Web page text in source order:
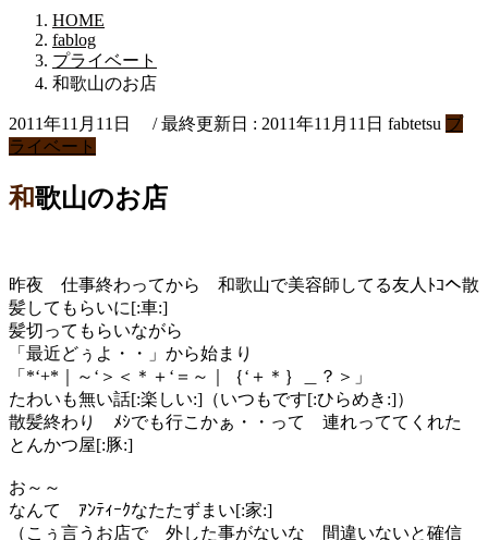
HOME
fablog
プライベート
和歌山のお店
2011年11月11日 / 最終更新日 : 2011年11月11日 fabtetsu プ
ライベート
和歌山のお店
昨夜 仕事終わってから 和歌山で美容師してる友人ﾄｺへ散
髪してもらいに[:車:]
髪切ってもらいながら
「最近どぅよ・・」から始まり
「*‘+*｜～‘＞＜＊＋‘＝～｜｛‘＋＊｝＿？＞」
たわいも無い話[:楽しい:]（いつもです[:ひらめき:]）
散髪終わり ﾒｼでも行こかぁ・・って 連れっててくれた
とんかつ屋[:豚:]
お～～
なんて ｱﾝﾃｨｰｸなたたずまい[:家:]
（こぅ言うお店で 外した事がないな 間違いないと確信